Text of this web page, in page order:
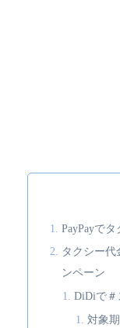
PayPayで
タクシー代
ンペーン
DiDiで
対象